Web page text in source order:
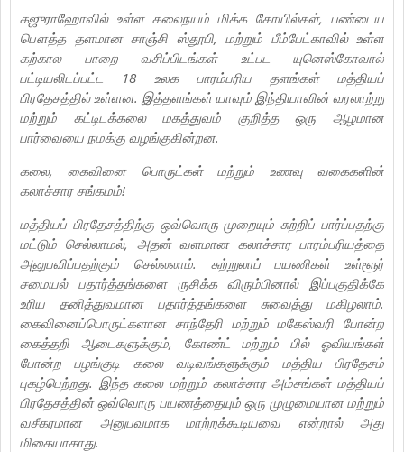
கஜுராஹோவில் உள்ள கலைநயம் மிக்க கோயில்கள், பண்டைய
பௌத்த தளமான சாஞ்சி ஸ்தூபி, மற்றும் பீம்பேட்காவில் உள்ள
கற்கால பாறை வசிப்பிடங்கள் உட்பட யுனெஸ்கோவால்
பட்டியலிடப்பட்ட 18 உலக பாரம்பரிய தளங்கள் மத்தியப்
பிரதேசத்தில் உள்ளன. இத்தளங்கள் யாவும் இந்தியாவின் வரலாற்று
மற்றும் கட்டிடக்கலை மகத்துவம் குறித்த ஒரு ஆழமான
பார்வையை நமக்கு வழங்குகின்றன.
கலை, கைவினை பொருட்கள் மற்றும் உணவு வகைகளின்
கலாச்சார சங்கமம்!
மத்தியப் பிரதேசத்திற்கு ஒவ்வொரு முறையும் சுற்றிப் பார்ப்பதற்கு
மட்டும் செல்லாமல், அதன் வளமான கலாச்சார பாரம்பரியத்தை
அனுபவிப்பதற்கும் செல்லலாம். சுற்றுலாப் பயணிகள் உள்ளூர்
சமையல் பதார்த்தங்களை ருசிக்க விரும்பினால் இப்பகுதிக்கே
உரிய தனித்துவமான பதார்த்தங்களை சுவைத்து மகிழலாம்.
கைவினைப்பொருட்களான சாந்தேரி மற்றும் மகேஸ்வரி போன்ற
கைத்தறி ஆடைகளுக்கும், கோண்ட் மற்றும் பில் ஓவியங்கள்
போன்ற பழங்குடி கலை வடிவங்களுக்கும் மத்திய பிரதேசம்
புகழ்பெற்றது. இந்த கலை மற்றும் கலாச்சார அம்சங்கள் மத்தியப்
பிரதேசத்தின் ஒவ்வொரு பயணத்தையும் ஒரு முழுமையான மற்றும்
வசீகரமான அனுபவமாக மாற்றக்கூடியவை என்றால் அது
மிகையாகாது.